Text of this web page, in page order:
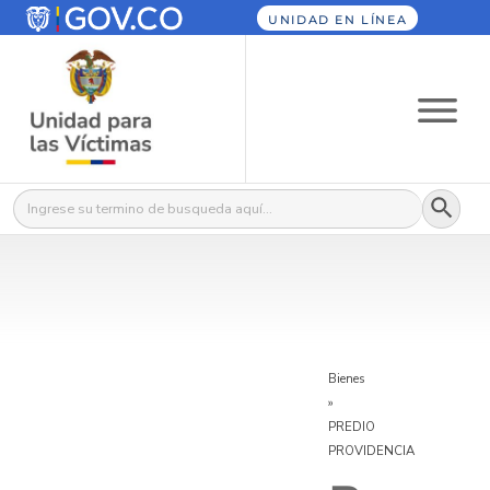
UNIDAD EN LÍNEA
Buscar: Botón
Bienes
»
PREDIO
PROVIDENCIA